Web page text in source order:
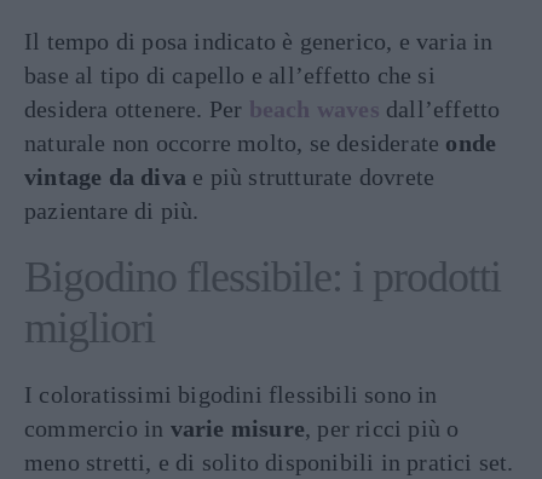
Il tempo di posa indicato è generico, e varia in
base al tipo di capello e all’effetto che si
desidera ottenere. Per beach waves dall’effetto
naturale non occorre molto, se desiderate onde
vintage da diva e più strutturate dovrete
pazientare di più.
Bigodino flessibile: i prodotti
migliori
I coloratissimi bigodini flessibili sono in
commercio in varie misure, per ricci più o
meno stretti, e di solito disponibili in pratici set.